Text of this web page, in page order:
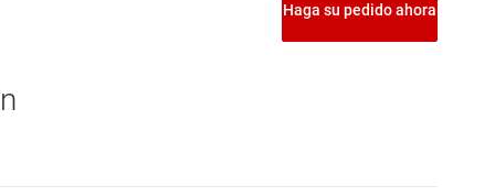
digital (DSP) de radar y audio
Haga su pedido ahora